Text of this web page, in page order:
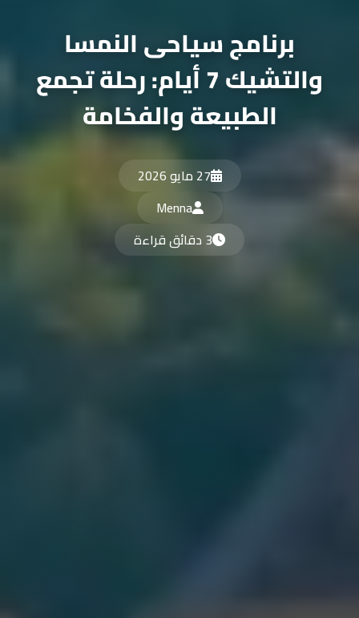
برنامج سياحى النمسا
والتشيك 7 أيام: رحلة تجمع
الطبيعة والفخامة
27 مايو 2026
Menna
3 دقائق قراءة